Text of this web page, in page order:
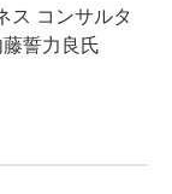
ス コンサルタ
誓力良氏